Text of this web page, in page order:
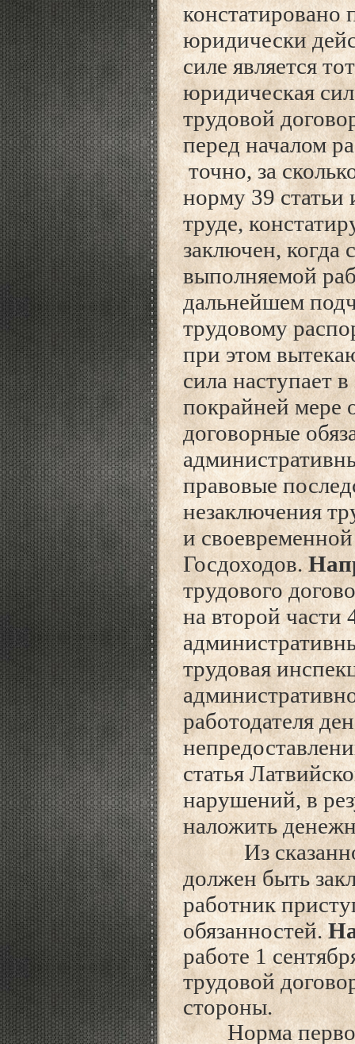
юридически
силе является
юридическая
трудовой
перед началом
точно, за
норму 39 статьи
труде,
заключен, когда
выполняемой
дальнейшем
трудовому
при этом
сила наступает
покрайней мере
договорные
правовые
незаключения
и
Госдоходов.
трудового
на второй части
трудовая
работодателя
статья
нарушений, в
наложить
Из сказанного
должен быть
работник
обязанностей.
работе 1
трудовой
стороны.
Норма первой